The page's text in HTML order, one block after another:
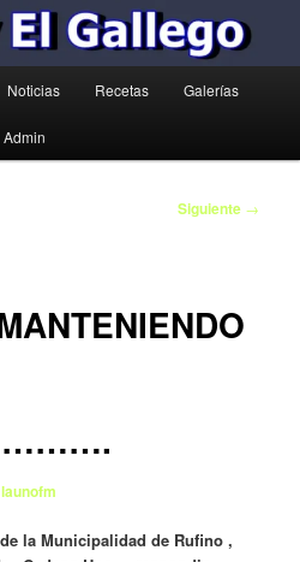
Noticias Recetas Galerías
Admin
Siguiente →
launofm
la Municipalidad de Rufino ,